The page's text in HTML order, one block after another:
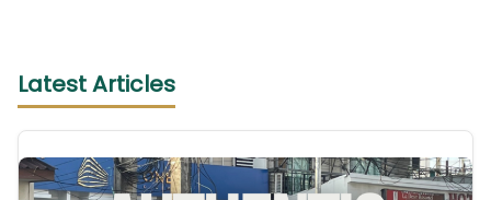
Latest Articles